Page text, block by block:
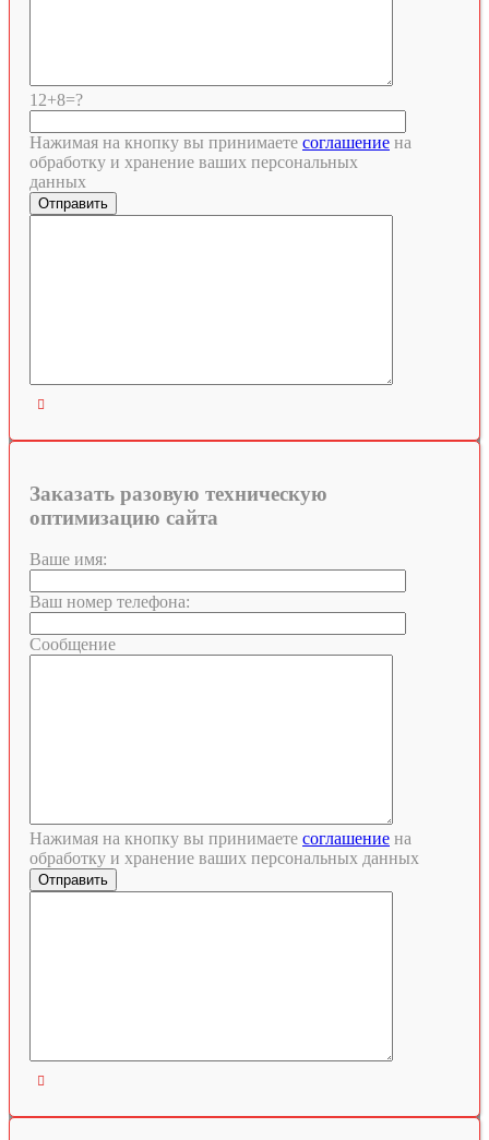
12+8=?
Нажимая на кнопку вы принимаете соглашение на
обработку и хранение ваших персональных
данных

Заказать разовую техническую
оптимизацию сайта
Ваше имя:
Ваш номер телефона:
Сообщение
Нажимая на кнопку вы принимаете соглашение на
обработку и хранение ваших персональных данных
